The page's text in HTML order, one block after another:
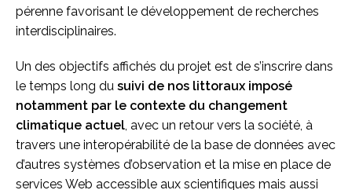
pérenne favorisant le développement de recherches
interdisciplinaires.
Un des objectifs affichés du projet est de s’inscrire dans
le temps long du suivi de nos littoraux imposé
notamment par le contexte du changement
climatique actuel , avec un retour vers la société, à
travers une interopérabilité de la base de données avec
d’autres systèmes d’observation et la mise en place de
services Web accessible aux scientifiques mais aussi